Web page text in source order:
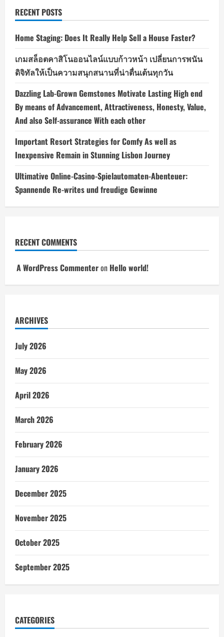
RECENT POSTS
Home Staging: Does It Really Help Sell a House Faster?
เกมสล็อตคาสิโนออนไลน์แบบก้าวหน้า เปลี่ยนการพนัน
ดิจิทัลให้เป็นความสนุกสนานที่น่าตื่นเต้นทุกวัน
Dazzling Lab-Grown Gemstones Motivate Lasting High end
By means of Advancement, Attractiveness, Honesty, Value,
And also Self-assurance With each other
Important Resort Strategies for Comfy As well as
Inexpensive Remain in Stunning Lisbon Journey
Ultimative Online-Casino-Spielautomaten-Abenteuer:
Spannende Re-writes und freudige Gewinne
RECENT COMMENTS
A WordPress Commenteron Hello world!
ARCHIVES
July 2026
May 2026
April 2026
March 2026
February 2026
January 2026
December 2025
November 2025
October 2025
September 2025
CATEGORIES